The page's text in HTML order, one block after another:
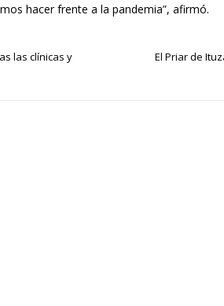
hacer frente a la pandemia”, afirmó.
las clínicas y
El Priar de